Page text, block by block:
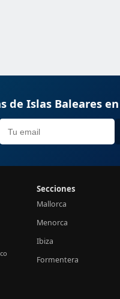
de Islas Baleares
Secciones
Mallorca
Menorca
Ibiza
Formentera